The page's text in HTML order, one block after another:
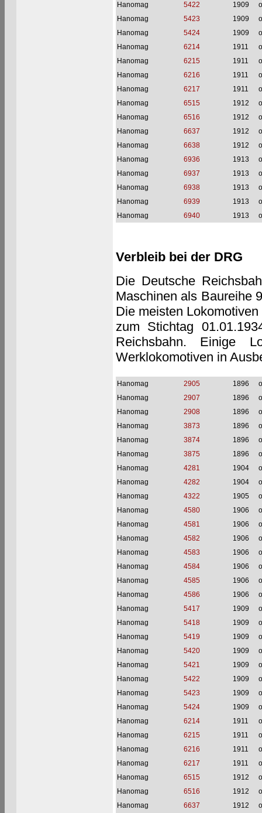
Hanomag
5422 1909
Hanomag
5423 1909
Hanomag
5424 1909
Hanomag
6214 1911
Hanomag
6215 1911
Hanomag
6216 1911
Hanomag
6217 1911
Hanomag
6515 1912
Hanomag
6516 1912
Hanomag
6637 1912
Hanomag
6638 1912
Hanomag
6936 1913
Hanomag
6937 1913
Hanomag
6938 1913
Hanomag
6939 1913
Hanomag
6940 1913
Verbleib bei der DRG
Die Deutsche
Maschinen als Baureihe
Die meisten
zum Stichtag
Reichsbahn. Einige
Werklokomotiven in
Hanomag 2905 1896
Hanomag
2907 1896
Hanomag
2908 1896
Hanomag
3873 1896
Hanomag
3874 1896
Hanomag
3875 1896
Hanomag
4281 1904
Hanomag
4282 1904
Hanomag
4322 1905
Hanomag
4580 1906
Hanomag
4581 1906
Hanomag
4582 1906
Hanomag
4583 1906
Hanomag
4584 1906
Hanomag
4585 1906
Hanomag
4586 1906
Hanomag
5417 1909
Hanomag
5418 1909
Hanomag
5419 1909
Hanomag
5420 1909
Hanomag
5421 1909
Hanomag
5422 1909
Hanomag
5423 1909
Hanomag
5424 1909
Hanomag
6214 1911
Hanomag
6215 1911
Hanomag
6216 1911
Hanomag
6217 1911
Hanomag
6515 1912
Hanomag
6516 1912
Hanomag
6637 1912